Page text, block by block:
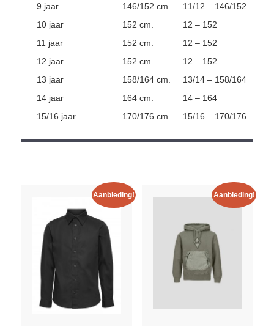
9 jaar 146/152 cm.
11/12 – 146/152
10 jaar
152 cm.
12 – 152
11 jaar
152 cm.
12 – 152
12 jaar
152 cm.
12 – 152
13 jaar
158/164 cm.
13/14 – 158/164
14 jaar
164 cm.
14 – 164
15/16 jaar
170/176 cm. 15/16 – 170/176
Aanbieding! Aanbieding!